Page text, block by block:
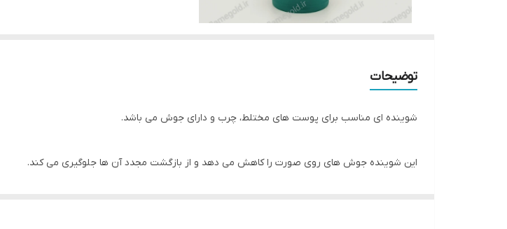
توضیحات
شوینده ای مناسب برای پوست های مختلط، چرب و دارای جوش می باشد.
این شوینده جوش های روی صورت را کاهش می دهد و از بازگشت مجدد آن ها جلوگیری می کند.